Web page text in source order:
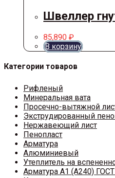
Швеллер
85,890 ₽
В корзину
Категории товаров
Рифленый
Минеральная вата
Просечно-вытяжной
Экструдированный
Нержавеющий лист
Пенопласт
Арматура
Алюминиевый
Утеплитель на
Арматура A1 (A240)